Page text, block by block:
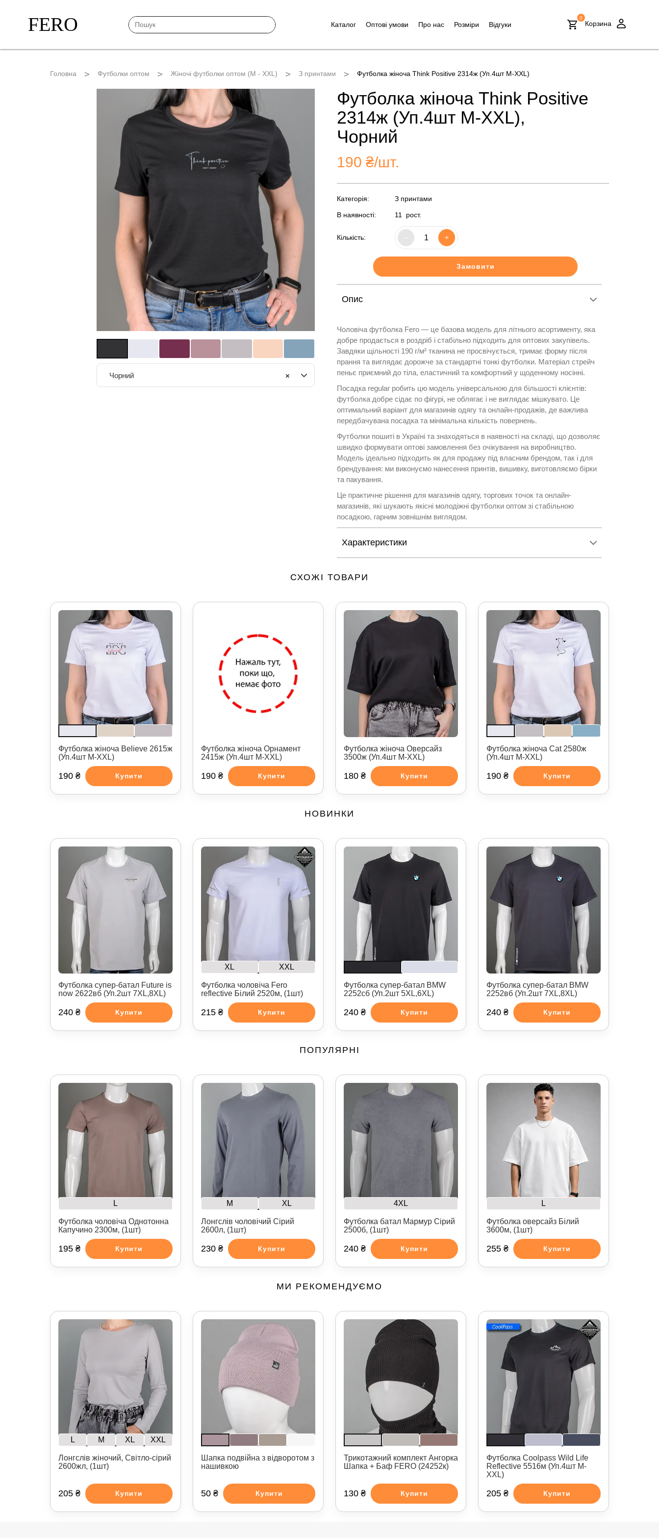
FERO Каталог Оптові умови Про нас Розміри Відгуки
0
Корзина
Головна Футболки оптом Жіночі футболки оптом (M - XXL) З принтами Футболка жіноча Think Positive 2314ж (Уп.4шт M-XXL)
×
Чорний
Футболка жіноча Think Positive
2314ж (Уп.4шт M-XXL),
Чорний
190 ₴/шт.
Категорія: З принтами
В наявності: 11 рост.
Кількість: +
Замовити
Опис
Чоловіча футболка Fero — це базова модель для літнього асортименту, яка
добре продається в роздріб і стабільно підходить для оптових закупівель.
Завдяки щільності 190 г/м² тканина не просвічується, тримає форму після
прання та виглядає дорожче за стандартні тонкі футболки. Матеріал стрейч
пеньє приємний до тіла, еластичний та комфортний у щоденному носінні.
Посадка regular робить цю модель універсальною для більшості клієнтів:
футболка добре сідає по фігурі, не облягає і не виглядає мішкувато. Це
оптимальний варіант для магазинів одягу та онлайн-продажів, де важлива
передбачувана посадка та мінімальна кількість повернень.
Футболки пошиті в Україні та знаходяться в наявності на складі, що дозволяє
швидко формувати оптові замовлення без очікування на виробництво.
Модель ідеально підходить як для продажу під власним брендом, так і для
брендування: ми виконуємо нанесення принтів, вишивку, виготовляємо бірки
та пакування.
Це практичне рішення для магазинів одягу, торгових точок та онлайн-
магазинів, які шукають якісні молодіжні футболки оптом зі стабільною
посадкою, гарним зовнішнім виглядом.
Характеристики
СХОЖІ ТОВАРИ
Футболка жіноча Believe 2615ж
(Уп.4шт M-XXL)
190 ₴ Купити
Футболка жіноча Орнамент
2415ж (Уп.4шт M-XXL)
190 ₴ Купити
Футболка жіноча Оверсайз
3500ж (Уп.4шт M-XXL)
180 ₴ Купити
Футболка жіноча Cat 2580ж
(Уп.4шт M-XXL)
190 ₴ Купити
НОВИНКИ
Футболка супер-батал Future is
now 2622вб (Уп.2шт 7XL,8XL)
240 ₴ Купити
XL XXL
Футболка чоловіча Fero
reflective Білий 2520м, (1шт)
215 ₴ Купити
Футболка супер-батал BMW
2252сб (Уп.2шт 5XL,6XL)
240 ₴ Купити
Футболка супер-батал BMW
2252вб (Уп.2шт 7XL,8XL)
240 ₴ Купити
ПОПУЛЯРНІ
L
Футболка чоловіча Однотонна
Капучино 2300м, (1шт)
195 ₴ Купити
M XL
Лонгслів чоловічий Сірий
2600л, (1шт)
230 ₴ Купити
4XL
Футболка батал Мармур Сірий
2500б, (1шт)
240 ₴ Купити
L
Футболка оверсайз Білий
3600м, (1шт)
255 ₴ Купити
МИ РЕКОМЕНДУЄМО
L M XL XXL
Лонгслів жіночий, Світло-сірий
2600жл, (1шт)
205 ₴ Купити
Шапка подвійна з відворотом з
нашивкою
50 ₴ Купити
Трикотажний комплект Ангорка
Шапка + Баф FERO (24252к)
130 ₴ Купити
Футболка Coolpass Wild Life
Reflective 5516м (Уп.4шт M-
XXL)
205 ₴ Купити